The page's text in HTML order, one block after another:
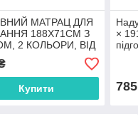
МАТРАЦ ДЛЯ
188Х71СМ З
2 КОЛЬОРИ, ВІД
Купити
×
785